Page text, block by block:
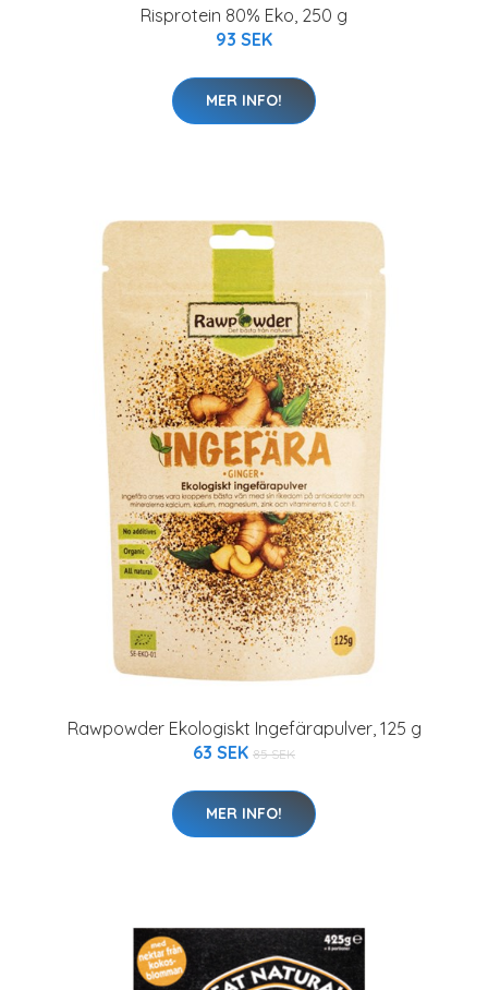
Risprotein 80% Eko, 250 g
93 SEK
MER INFO!
Rawpowder Ekologiskt Ingefärapulver, 125 g
63 SEK 85 SEK
MER INFO!